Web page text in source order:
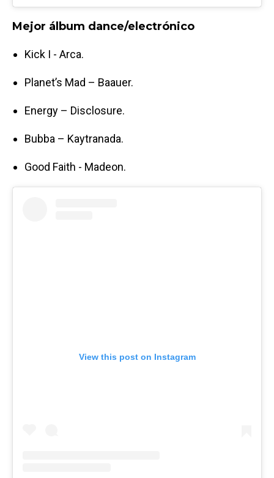
Mejor álbum dance/electrónico
Kick I - Arca.
Planet’s Mad – Baauer.
Energy – Disclosure.
Bubba – Kaytranada.
Good Faith - Madeon.
View this post on Instagram